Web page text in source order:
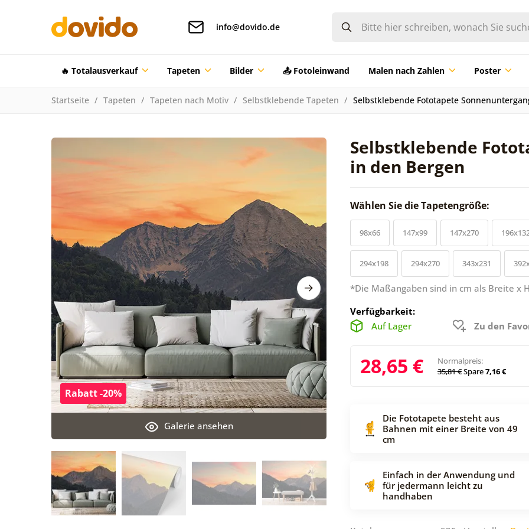
info@dovido.de
🔥 Totalausverkauf Tapeten Bilder 📤 Fotoleinwand Malen nach Zahlen Poster
Startseite Tapeten Tapeten nach Motiv Selbstklebende Tapeten Selbstklebende Fototapete
Selbstklebende
in den Bergen
Galerie ansehen
Rabatt -20%
Wählen Sie die Tapetengröße:
98x66 147x99 147x270
294x198 294x270 343x231
*Die Maßangaben sind in cm als Breite x
Verfügbarkeit:
Auf Lager
Zu den
28,65 €
Normalpreis:
35,81 €Spare7,16 €
Die Fototapete besteht aus
Bahnen mit einer Breite von 49
cm
Einfach in der Anwendung und
für jedermann leicht zu
handhaben